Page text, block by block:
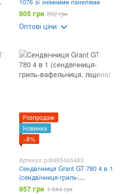
805 грн 892 грн
Оптові ціни
Розпродаж
Новинка
−8%
Артикул: pr8465465463
Сендвічниця Grant GT 780 4 в 1
(сендвічниця-гриль-
вафельниця, ліщина)
957 грн 1 044 грн